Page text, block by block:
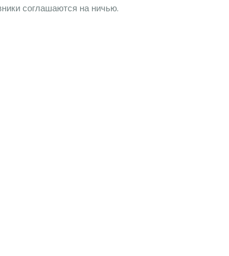
соглашаются на ничью.